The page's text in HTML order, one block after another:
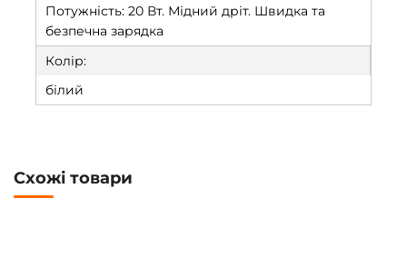
Потужність: 20 Вт. Мідний дріт. Швидка та
безпечна зарядка
Колір:
білий
Схожі товари